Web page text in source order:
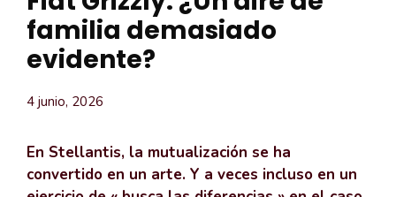
familia demasiado
evidente?
4 junio, 2026
En Stellantis, la mutualización se ha
convertido en un arte. Y a veces incluso en un